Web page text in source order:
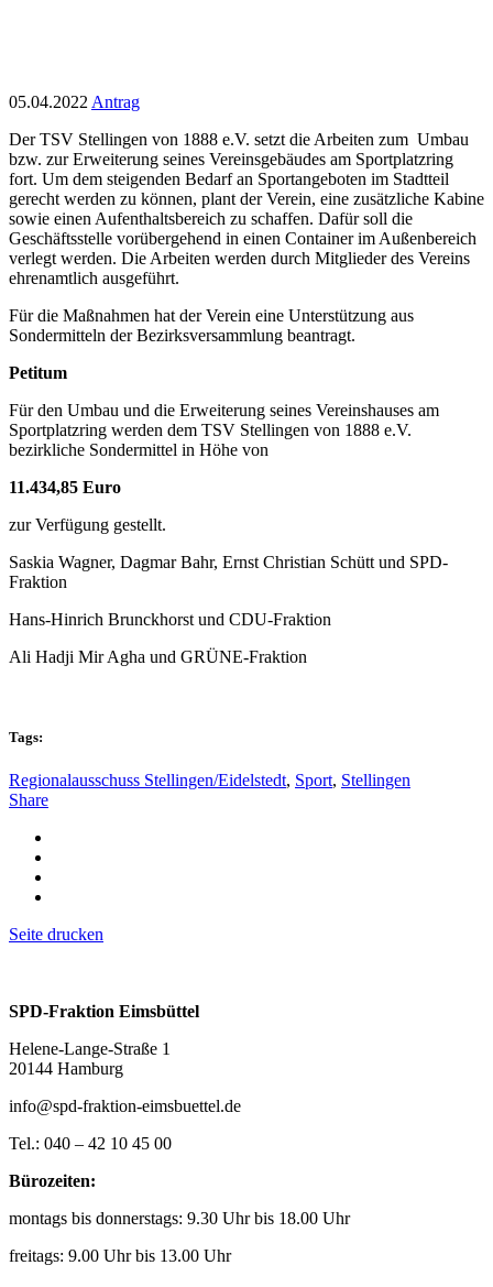
05.04.2022 Antrag
Der TSV Stellingen von 1888 e.V. setzt die Arbeiten zum Umbau
bzw. zur Erweiterung seines Vereinsgebäudes am Sportplatzring
fort. Um dem steigenden Bedarf an Sportangeboten im Stadtteil
gerecht werden zu können, plant der Verein, eine zusätzliche Kabine
sowie einen Aufenthaltsbereich zu schaffen. Dafür soll die
Geschäftsstelle vorübergehend in einen Container im Außenbereich
verlegt werden. Die Arbeiten werden durch Mitglieder des Vereins
ehrenamtlich ausgeführt.
Für die Maßnahmen hat der Verein eine Unterstützung aus
Sondermitteln der Bezirksversammlung beantragt.
Petitum
Für den Umbau und die Erweiterung seines Vereinshauses am
Sportplatzring werden dem TSV Stellingen von 1888 e.V.
bezirkliche Sondermittel in Höhe von
11.434,85 Euro
zur Verfügung gestellt.
Saskia Wagner, Dagmar Bahr, Ernst Christian Schütt und SPD-
Fraktion
Hans-Hinrich Brunckhorst und CDU-Fraktion
Ali Hadji Mir Agha und GRÜNE-Fraktion
Tags:
Regionalausschuss Stellingen/Eidelstedt, Sport, Stellingen
Share
Seite drucken
SPD-Fraktion Eimsbüttel
Helene-Lange-Straße 1
20144 Hamburg
info@spd-fraktion-eimsbuettel.de
Tel.: 040 – 42 10 45 00
Bürozeiten:
montags bis donnerstags: 9.30 Uhr bis 18.00 Uhr
freitags: 9.00 Uhr bis 13.00 Uhr